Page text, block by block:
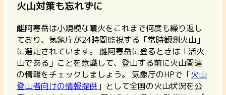
火山対策も忘れずに
雌阿寒岳は小規模な噴火をこれまで何度も繰り返し
ており、気象庁が24時間監視する「常時観測火山」
に選定されています。 雌阿寒岳に登るときは「活火
山である」ことを意識して、登山する前に火山関連
の情報をチェックしましょう。
気象庁のHPで「火山
登山者向けの情報提供 」として全国の火山状況を公